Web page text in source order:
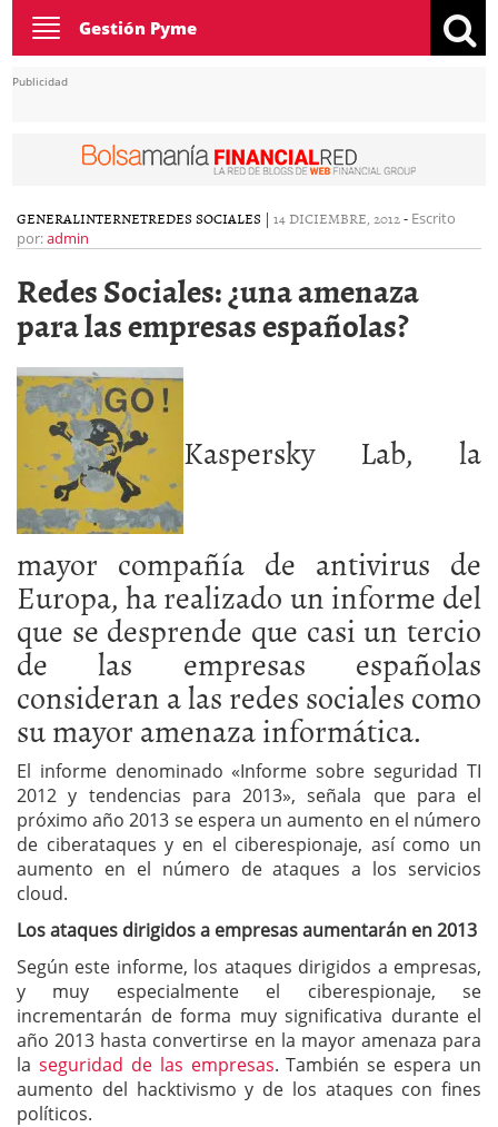
Toggle
navigation
Gestión Pyme
Publicidad
GENERALINTERNETREDES SOCIALES | 14 DICIEMBRE, 2012- Escrito
por:admin
Redes Sociales: ¿una amenaza
para las empresas españolas?
Kaspersky Lab, la
mayor compañía de antivirus de
Europa, ha realizado un informe del
que se desprende que casi un tercio
de las empresas españolas
consideran a las redes sociales como
su mayor amenaza informática.
El informe denominado «Informe sobre seguridad TI
2012 y tendencias para 2013», señala que para el
próximo año 2013 se espera un aumento en el número
de ciberataques y en el ciberespionaje, así como un
aumento en el número de ataques a los servicios
cloud.
Los ataques dirigidos a empresas aumentarán en 2013
Según este informe, los ataques dirigidos a empresas,
y muy especialmente el ciberespionaje, se
incrementarán de forma muy significativa durante el
año 2013 hasta convertirse en la mayor amenaza para
la seguridad de las empresas. También se espera un
aumento del hacktivismo y de los ataques con fines
políticos.